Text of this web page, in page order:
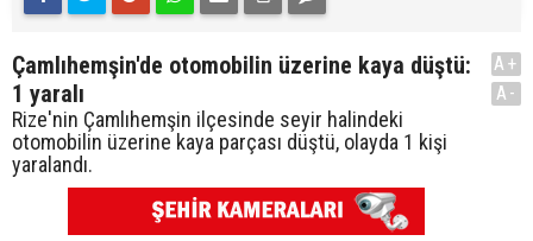
Çamlıhemşin'de otomobilin üzerine kaya düştü:
1 yaralı
Rize'nin Çamlıhemşin ilçesinde seyir halindeki
otomobilin üzerine kaya parçası düştü, olayda 1 kişi
yaralandı.
A+
A-